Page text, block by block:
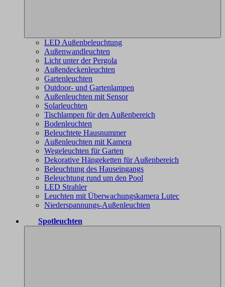
LED Außenbeleuchtung
Außenwandleuchten
Licht unter der Pergola
Außendeckenleuchten
Gartenleuchten
Outdoor- und Gartenlampen
Außenleuchten mit Sensor
Solarleuchten
Tischlampen für den Außenbereich
Bodenleuchten
Beleuchtete Hausnummer
Außenleuchten mit Kamera
Wegeleuchten für Garten
Dekorative Hängeketten für Außenbereich
Beleuchtung des Hauseingangs
Beleuchtung rund um den Pool
LED Strahler
Leuchten mit Überwachungskamera Lutec
Niederspannungs-Außenleuchten
Spotleuchten